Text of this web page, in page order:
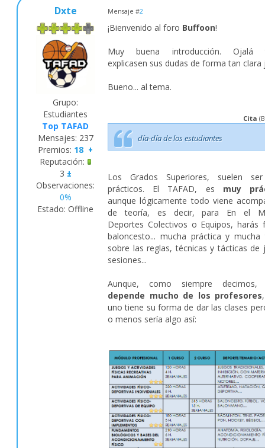
Dxte Mensaje #2
Grupo:
Estudiantes
Top TAFAD
Mensajes: 237
Premios: 18 +
Reputación:
3 ±
Observaciones:
0%
Estado: Offline
¡Bienvenido al foro Buffoon!
Muy buena introducción. Ojalá
explicasen sus dudas de forma tan clara
Bueno... al tema.
Cita (
día-día de los estudiantes
Los Grados Superiores, suelen
prácticos. El TAFAD, es muy
aunque lógicamente todo viene
de teoría, es decir, para En el
Deportes Colectivos o Equipos, harás
baloncesto... mucha práctica y mucha
sobre las reglas, técnicas y tácticas de
sesiones...
Aunque, como siempre
depende mucho de los profesores
uno tiene su forma de dar las clases
o menos sería algo así: